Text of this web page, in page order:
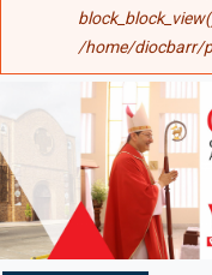
/home/diocbarr/